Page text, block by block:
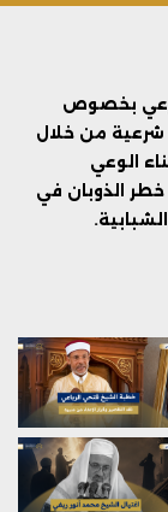
بخصوص
شرعية من خلال
الوعي
الذوبان في